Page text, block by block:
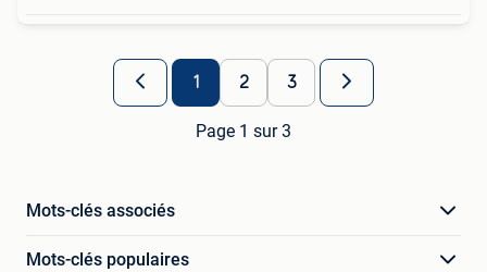
1 2 3
Page 1 sur 3
Mots-clés associés
Mots-clés populaires